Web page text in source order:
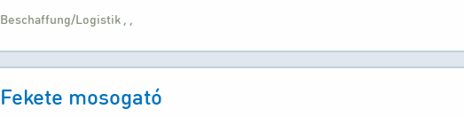
Beschaffung/Logistik
Fekete mosogató